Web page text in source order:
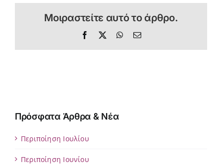
Μοιραστείτε αυτό το άρθρο.
Facebook WhatsApp
Email
Πρόσφατα Άρθρα & Νέα
Περιποίηση Ιουλίου
Περιποίηση Ιουνίου